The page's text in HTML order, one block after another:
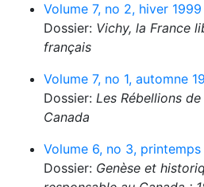
Volume 7, no 2, hiver
Dossier: Vichy, la France
français
Volume 7, no 1, automne
Dossier: Les Rébellions
Canada
Volume 6, no 3,
Dossier: Genèse et